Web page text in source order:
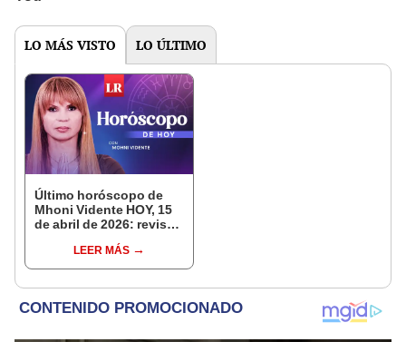
LO MÁS VISTO LO ÚLTIMO
Último horóscopo de
Mhoni Vidente HOY, 15
de abril de 2026: revisa
signo y entérate si te
espera un día
LEER MÁS